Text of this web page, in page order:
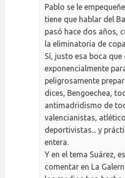
Pablo se le
tiene que hablar del
pasó hace dos años,
la eliminatoria de
Sí, justo esa boca que
exponencialmente
peligrosamente
dices, Bengoechea,
antimadridismo de
valencianistas,
deportivistas... y
entera.
Y en el tema Suárez,
comentar en La